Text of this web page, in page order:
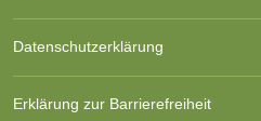
Datenschutzerklärung
Erklärung zur Barrierefreiheit